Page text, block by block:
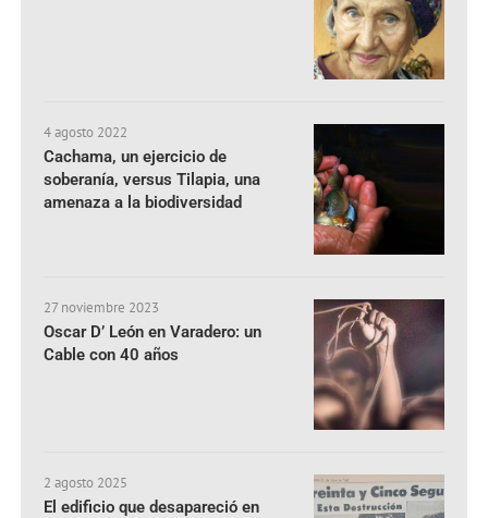
4 agosto 2022
Cachama, un ejercicio de
soberanía, versus Tilapia, una
amenaza a la biodiversidad
27 noviembre 2023
Oscar D’ León en Varadero: un
Cable con 40 años
2 agosto 2025
El edificio que desapareció en